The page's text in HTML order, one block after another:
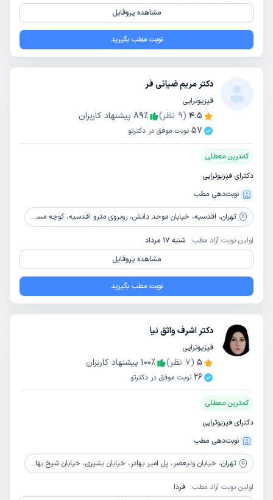
مشاهده پروفایل
نوبت مطب بگیرید
دکتر مریم ضیائی فر
فیزیوتراپی
4.5
(
9 نظر) 89٪
پیشنهاد کاربران
57 نوبت موفق در دکترتو
کمترین معطلی
دکترای فیزیوتراپی
نوبت‌دهی مطب
تهران، اقدسیه، خیابان موحد دانش، روبروی مترو اقدسیه، کوچه مسجد جامع، کوچه توسلی، پلاک 18/1، طبقه چهرم
اولین نوبت آزاد مطب: شنبه 17 مرداد
مشاهده پروفایل
نوبت مطب بگیرید
دکتر اشرف واثق نیا
فیزیوتراپی
5
(
7 نظر) 100٪
پیشنهاد کاربران
26 نوبت موفق در دکترتو
کمترین معطلی
دکترای فیزیوتراپی
نوبت‌دهی مطب
تهران، خیابان ولیعصر، پل امیر بهادر، خیابان بشیری، خیابان شیخ بهایی، پلاک 51، طبقه همکف
اولین نوبت آزاد مطب: فردا